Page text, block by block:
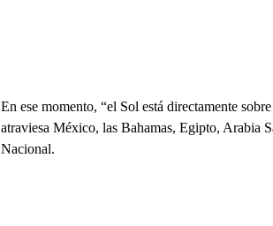
En ese momento, “el Sol está directamente
atraviesa México, las Bahamas, Egipto, Arabia
Nacional.